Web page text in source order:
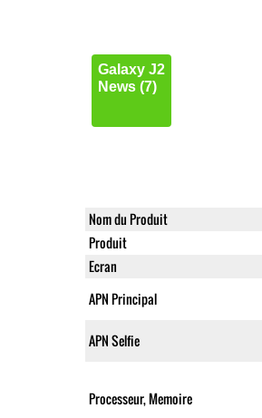
Galaxy J2
News (7)
Nom du Produit
Produit
Ecran
APN Principal
APN Selfie
Processeur, Memoire